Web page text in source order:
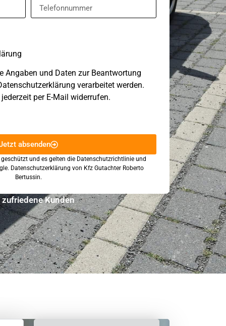
Angaben und Daten zur Beantwortung
verarbeitet werden.
per E-Mail widerrufen.
absenden
und es gelten die Datenschutzrichtlinie und
Datenschutzerklärung von Kfz Gutachter Roberto
Bertussin.
zufriedene Kunden